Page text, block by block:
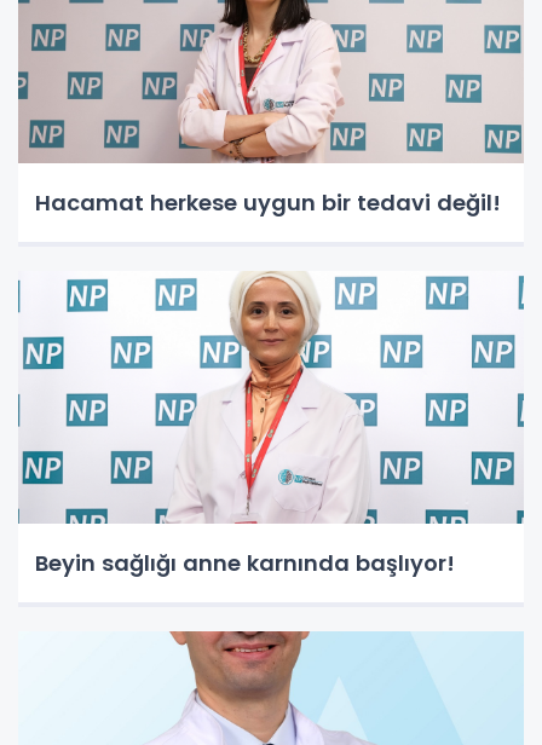
Hacamat herkese uygun bir tedavi değil!
Beyin sağlığı anne karnında başlıyor!